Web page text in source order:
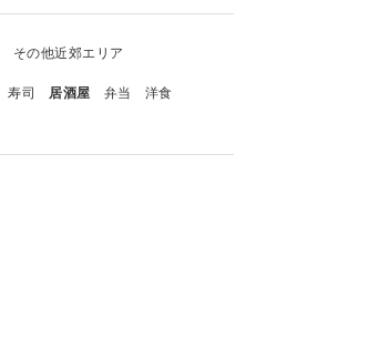
その他近郊エリア
寿司 居酒屋 弁当
洋食